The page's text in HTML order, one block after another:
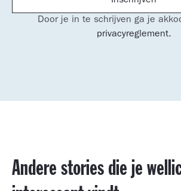
Door je in te schrijven ga je
privacyreglement.
Andere stories die je